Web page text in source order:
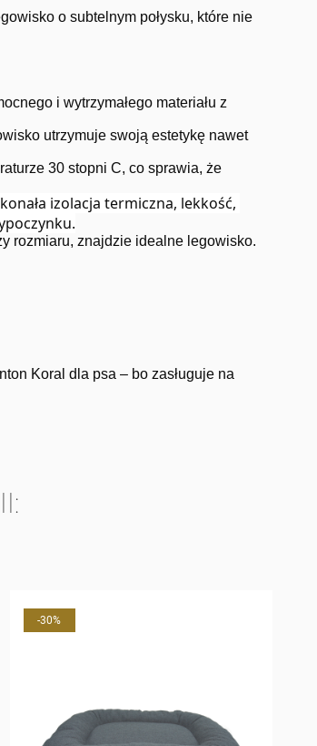
o subtelnym połysku, które nie
i wytrzymałego materiału z
utrzymuje swoją estetykę nawet
30 stopni C, co sprawia, że
izolacja termiczna, lekkość,
rozmiaru, znajdzie idealne legowisko.
Koral dla psa – bo zasługuje na
-30%